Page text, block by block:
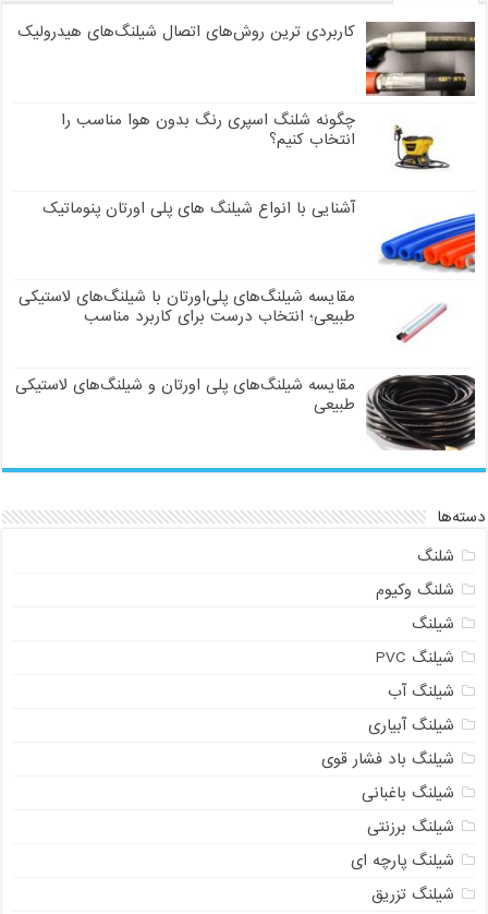
کاربردی ترین روش‌های اتصال شیلنگ‌های هیدرولیک
چگونه شلنگ اسپری رنگ بدون هوا مناسب را
انتخاب کنیم؟
آشنایی با انواع شیلنگ های پلی اورتان پنوماتیک
مقایسه شیلنگ‌های پلی‌اورتان با شیلنگ‌های لاستیکی
طبیعی؛ انتخاب درست برای کاربرد مناسب
مقایسه شیلنگ‌های پلی اورتان و شیلنگ‌های لاستیکی
طبیعی
دسته‌ها
شلنگ
شلنگ وکیوم
شیلنگ
شیلنگ PVC
شیلنگ آب
شیلنگ آبیاری
شیلنگ باد فشار قوی
شیلنگ باغبانی
شیلنگ برزنتی
شیلنگ پارچه‌ ای
شیلنگ تزریق